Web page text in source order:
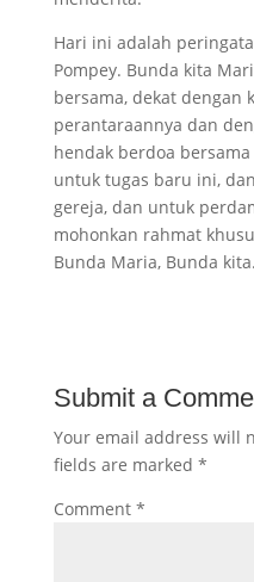
Hari ini adalah
Pompey. Bunda kita
bersama, dekat dengan
perantaraannya dan
hendak berdoa
untuk tugas baru ini,
gereja, dan untuk
mohonkan rahmat
Bunda Maria, Bunda
Submit a
Your email address will
fields are marked *
Comment *